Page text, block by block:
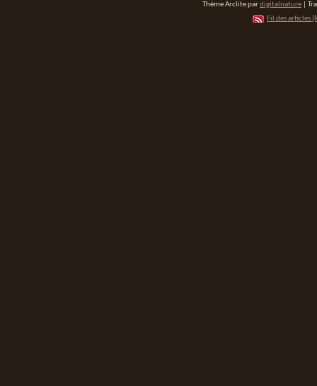
Thème Arclite pardigitalnature |
Fil des articles